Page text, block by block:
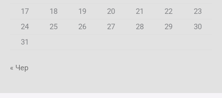
17
18 19 20 21 22
23
24
25 26 27 28 29
30
31
« Чер